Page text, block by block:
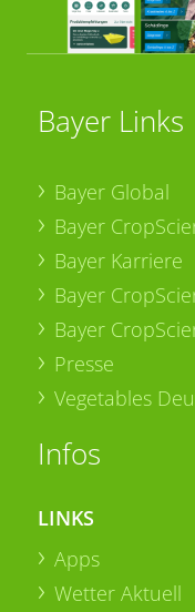
Bayer Links
Bayer Global
Bayer
Bayer Karriere
Bayer
Bayer
Presse
Vegetables
Infos
LINKS
Apps
Wetter Aktuell